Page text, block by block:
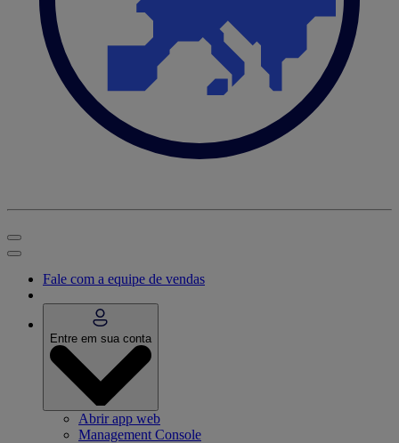
Fale com a equipe de vendas
Entre em sua conta
Abrir app web
Management Console